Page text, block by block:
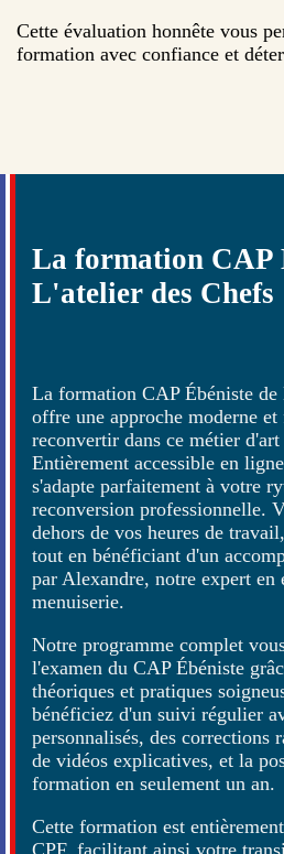
Cette évaluation honnête vous
formation avec confiance et
La formation CAP
L'atelier des Chefs
La formation CAP Ébéniste
offre une approche moderne
reconvertir dans ce métier d'art
Entièrement accessible en
s'adapte parfaitement à votre
reconversion professionnelle.
dehors de vos heures de
tout en bénéficiant d'un
par Alexandre, notre expert en
menuiserie.
Notre programme complet
l'examen du CAP Ébéniste
théoriques et pratiques
bénéficiez d'un suivi régulier
personnalisés, des corrections
de vidéos explicatives, et la
formation en seulement un an.
Cette formation est
CPF, facilitant ainsi votre